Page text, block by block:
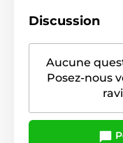
Discussion
Aucune
Posez-nous